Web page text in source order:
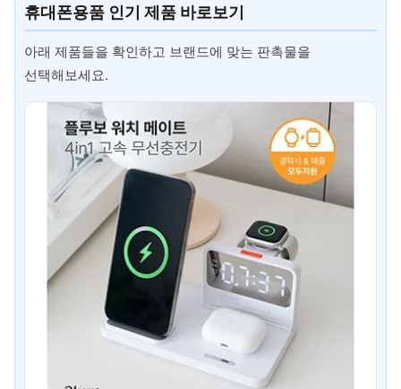
수건/손수건
시계/고급시계
업소용품
우산/우의
자동차용품
주방기구
주방용품
치약/세제
휴대폰용품 인기 제품 바로보기
아래 제품들을 확인하고 브랜드에 맞는 판촉물을
선택해보세요.